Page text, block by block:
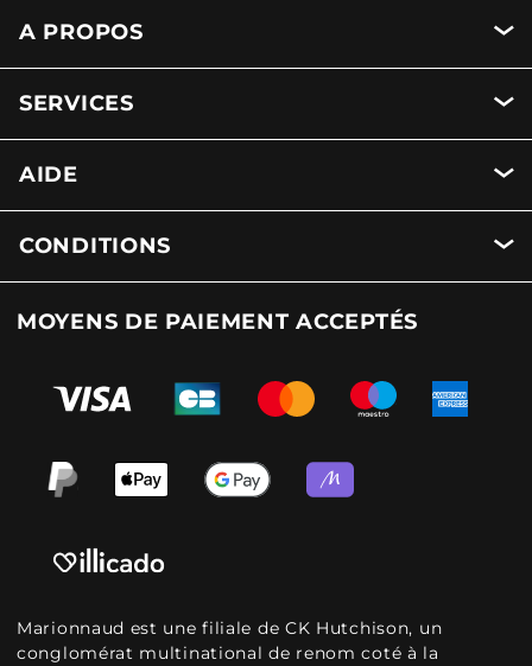
A PROPOS
SERVICES
AIDE
CONDITIONS
MOYENS DE PAIEMENT ACCEPTÉS
Marionnaud est une filiale de CK Hutchison, un
conglomérat multinational de renom coté à la